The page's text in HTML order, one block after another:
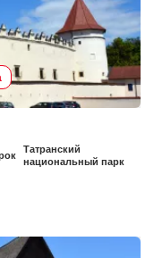
Татранский
национальный парк